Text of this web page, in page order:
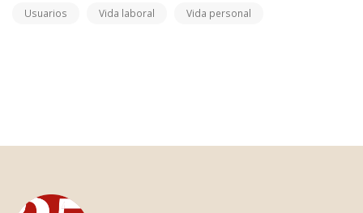
Usuarios Vida laboral Vida personal